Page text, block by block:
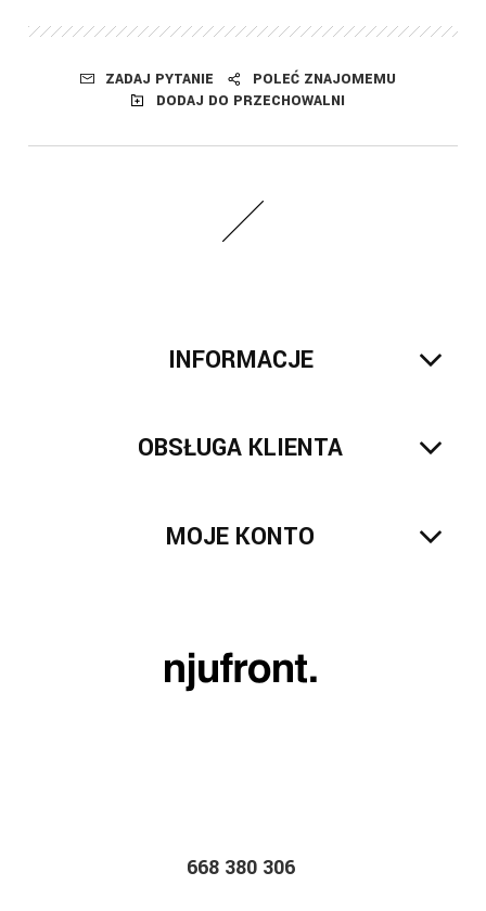
ZADAJ PYTANIE
POLEĆ ZNAJOMEMU
DODAJ DO PRZECHOWALNI
INFORMACJE
OBSŁUGA KLIENTA
MOJE KONTO
668 380 306